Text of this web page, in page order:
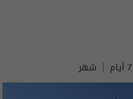
7 أيام شهر